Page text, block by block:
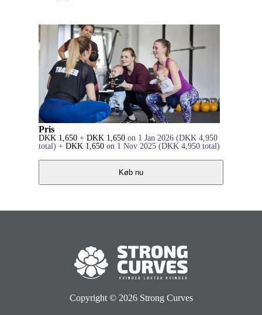
Pris
DKK 1,650 + DKK 1,650 on 1 Jan 2026 (DKK 4,950
total) + DKK 1,650 on 1 Nov 2025 (DKK 4,950 total)
Køb nu
Copyright © 2026 Strong Curves